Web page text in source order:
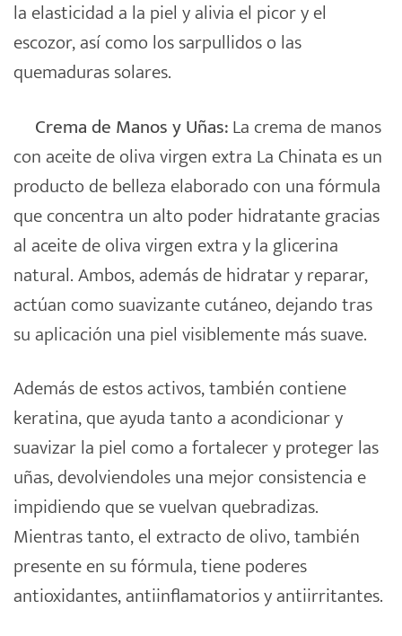
la elasticidad a la piel y alivia el picor y el
escozor, así como los sarpullidos o las
quemaduras solares.
Crema de Manos y Uñas:La crema de manos
con aceite de oliva virgen extra La Chinata es un
producto de belleza elaborado con una fórmula
que concentra un alto poder hidratante gracias
al aceite de oliva virgen extra y la glicerina
natural. Ambos, además de hidratar y reparar,
actúan como suavizante cutáneo, dejando tras
su aplicación una piel visiblemente más suave.
Además de estos activos, también contiene
keratina, que ayuda tanto a acondicionar y
suavizar la piel como a fortalecer y proteger las
uñas, devolviendoles una mejor consistencia e
impidiendo que se vuelvan quebradizas.
Mientras tanto, el extracto de olivo, también
presente en su fórmula, tiene poderes
antioxidantes, antiinflamatorios y antiirritantes.